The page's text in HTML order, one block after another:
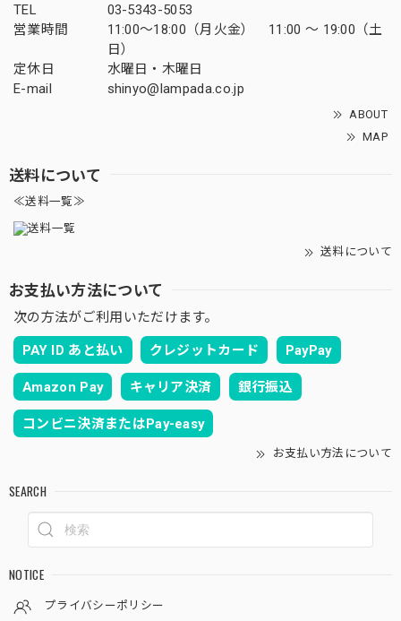
TEL
03-5343-5053
営業時間
11:00～18:00（月火金） 11:00 ～ 19:00（土
日）
定休日
水曜日・木曜日
E-mail
shinyo@lampada.co.jp
ABOUT
MAP
送料について
≪送料一覧≫
送料について
お支払い方法について
次の方法がご利用いただけます。
PAY ID あと払い クレジットカード PayPay
Amazon Pay キャリア決済 銀行振込
コンビニ決済またはPay-easy
お支払い方法について
SEARCH
NOTICE
プライバシーポリシー